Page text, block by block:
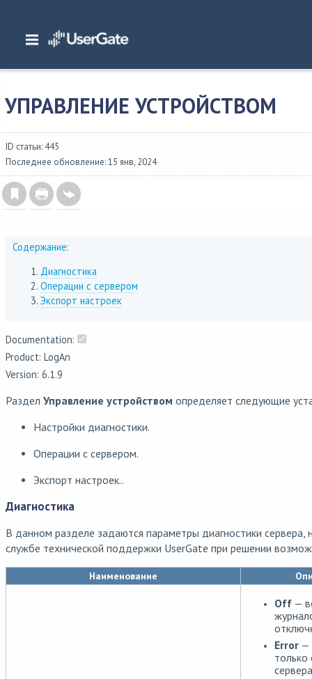
Главная/ Документация/Log Analyzer
Настройка LogAn
УПРАВЛЕНИЕ УСТРОЙСТВОМ
ID статьи: 445
Последнее обновление: 15 янв, 2024
Содержание:
Диагностика
Операции с сервером
Экспорт настроек
Documentation:
Product: LogAn
Version: 6.1.9
Раздел Управление устройством определяет следующие
Настройки диагностики.
Операции с сервером.
Экспорт настроек..
Диагностика
В данном разделе задаются параметры диагностики
службе технической поддержки UserGate при решении
Наименование
Off —
Error —